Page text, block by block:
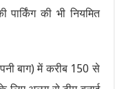
पार्किंग की भी नियमित
बाग) में करीब 150 से